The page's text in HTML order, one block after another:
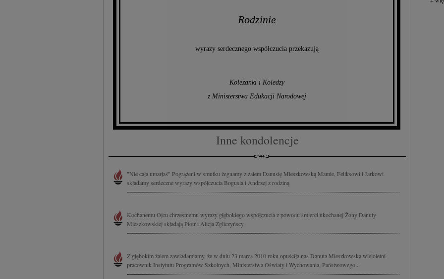
Rodzinie
wyrazy serdecznego współczucia przekazują
Koleżanki i Koledzy
z Ministerstwa Edukacji Narodowej
Inne kondolencje
"Nie cała umarłaś" Pogrążeni w smutku żegnamy z żalem Danusię Mieszkowską Mamie, Feliksowi i Jarkowi
składamy serdeczne wyrazy współczucia Bogusia i Andrzej z rodziną
Kochanemu Ojcu chrzestnemu wyrazy głębokiego współczucia z powodu śmierci ukochanej Żony Danuty
Mieszkowskiej składają Piotr i Alicja Zgliczyńscy
Z głębokim żalem zawiadamiamy, że w dniu 23 marca 2010 roku opuściła nas Danuta Mieszkowska wieloletni
pracownik Instytutu Programów Szkolnych, Ministerstwa Oświaty i Wychowania, Państwowego...